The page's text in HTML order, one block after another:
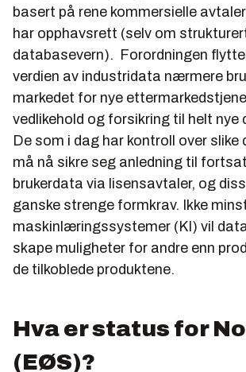
basert på rene kommersielle
har opphavsrett (selv om
databasevern). Forordningen
verdien av industridata nærmere
markedet for nye
vedlikehold og forsikring til helt nye
De som i dag har kontroll over
må nå sikre seg anledning til
brukerdata via lisensavtaler, og
ganske strenge formkrav. Ikke
maskinlæringssystemer (KI) vil
skape muligheter for andre enn
de tilkoblede produktene.
Hva er status for
(EØS)?